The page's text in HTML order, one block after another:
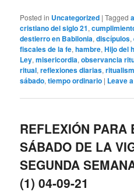
Posted in Uncategorized |Tagged
cristiano del siglo 21,
destierro en Babilonia,discípulos,
fiscales de la fe,hambre,Hijo del
Ley,misericordia,observancia
ritual,reflexiones diarias,
sábado,tiempo ordinario | Leave
REFLEXIÓN PARA
SÁBADO DE LA
SEGUNDA
(1) 04-09-21